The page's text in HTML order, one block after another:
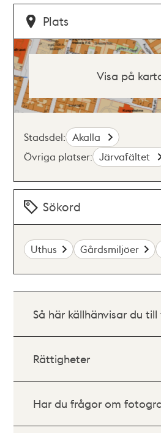
Plats
Visa på
Stadsdel: Akalla
Övriga platser: Järvafältet
Sökord
Uthus Gårdsmiljöer
Så här källhänvisar du
Rättigheter
Har du frågor om